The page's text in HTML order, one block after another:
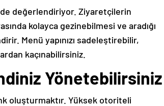
de değerlendiriyor. Ziyaretçilerin
kolayca gezinebilmesi ve aradığı
Menü yapınızı sadeleştirebilir,
kaçınabilirsiniz.
Yönetebilirsiniz
oluşturmaktır. Yüksek otoriteli